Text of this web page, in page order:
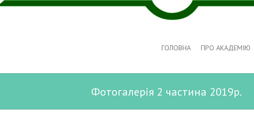
ГОЛОВНА ПРО АКАДЕМІЮ
Фотогалерія 2 частина 2019р.